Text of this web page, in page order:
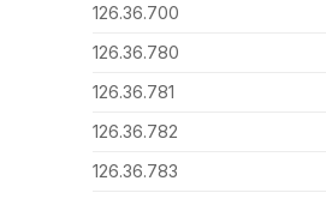
126.36.700
126.36.780
126.36.781
126.36.782
126.36.783